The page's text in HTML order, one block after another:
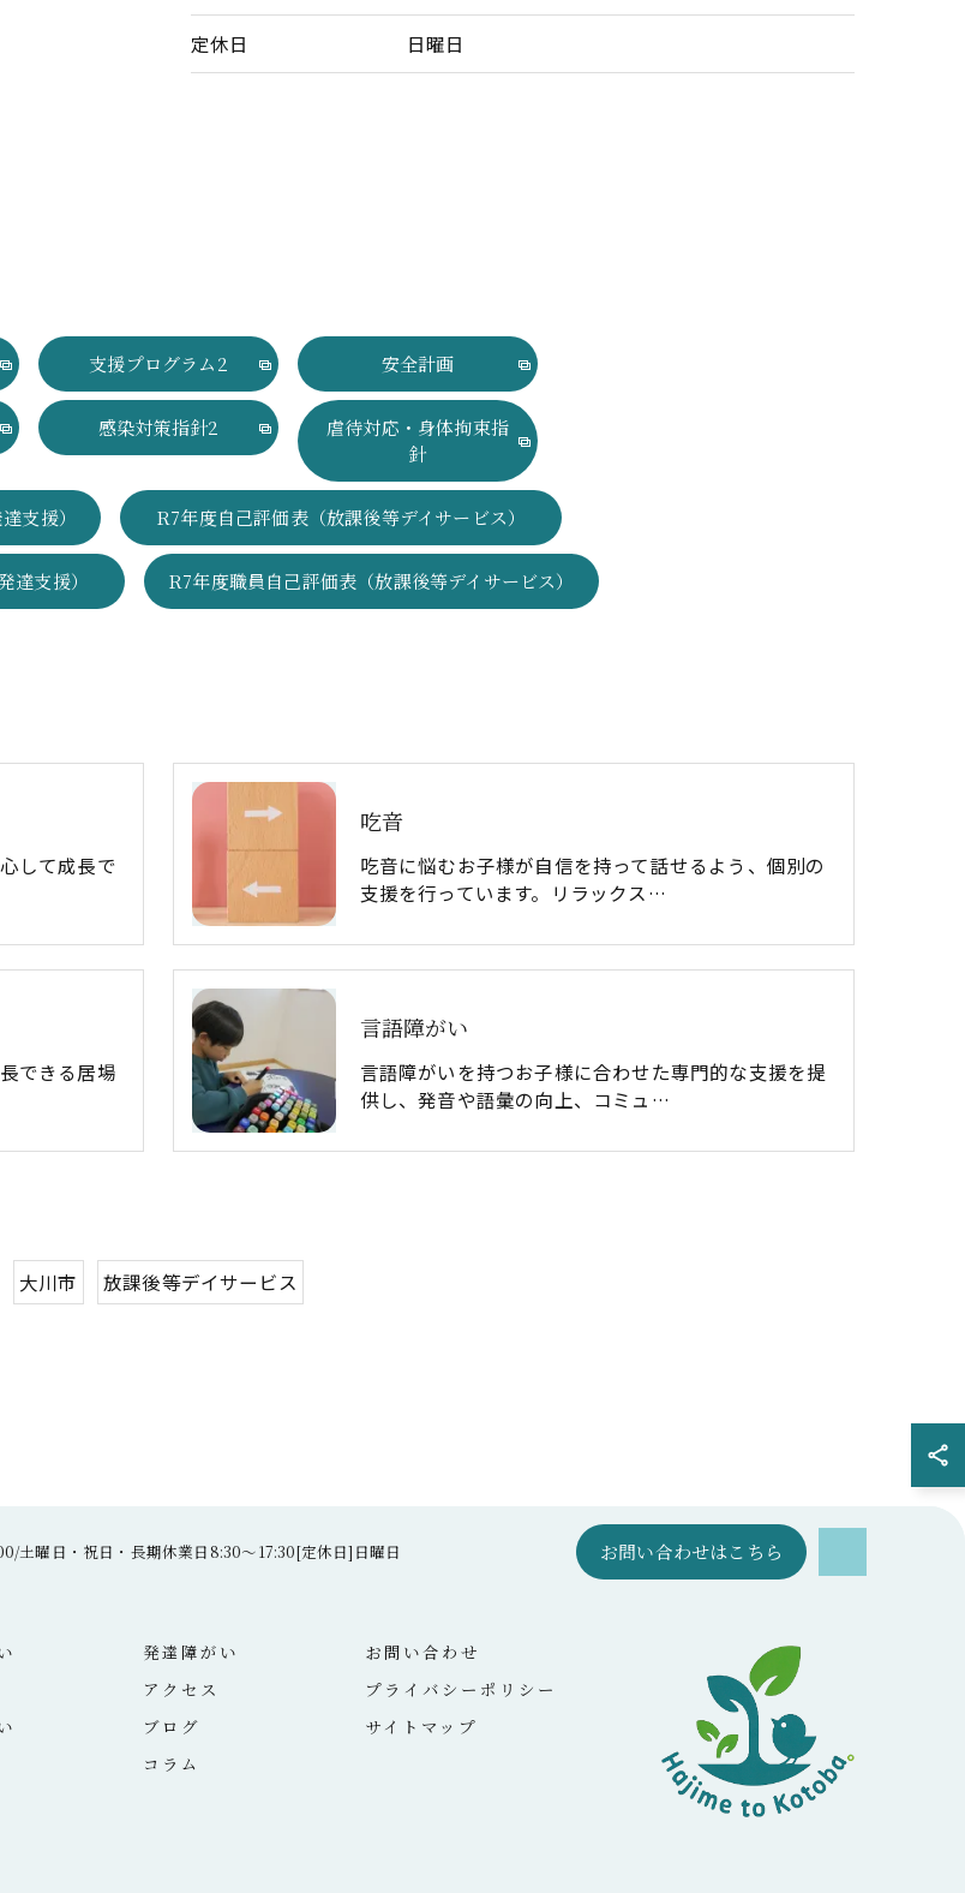
定休日 日曜日
支援プログラム2 安全計画
感染対策指針2
虐待対応・身体拘束指
針
支援） R7年度自己評価表（放課後等デイサービス）
達支援） R7年度職員自己評価表（放課後等デイサービス）
して成長で
吃音
吃音に悩むお子様が自信を持って話せるよう、個別の
支援を行っています。リラックス…
できる居場
言語障がい
言語障がいを持つお子様に合わせた専門的な支援を提
供し、発音や語彙の向上、コミュ…
大川市 放課後等デイサービス
土曜日・祝日・長期休業日8:30～17:30[定休日]日曜日 お問い合わせはこちら
発達障がい
アクセス
ブログ
コラム
お問い合わせ
プライバシーポリシー
サイトマップ